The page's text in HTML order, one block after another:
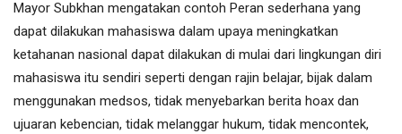
Mayor Subkhan mengatakan contoh Peran sederhana yang
dapat dilakukan mahasiswa dalam upaya meningkatkan
ketahanan nasional dapat dilakukan di mulai dari lingkungan diri
mahasiswa itu sendiri seperti dengan rajin belajar, bijak dalam
menggunakan medsos, tidak menyebarkan berita hoax dan
ujuaran kebencian, tidak melanggar hukum, tidak mencontek,